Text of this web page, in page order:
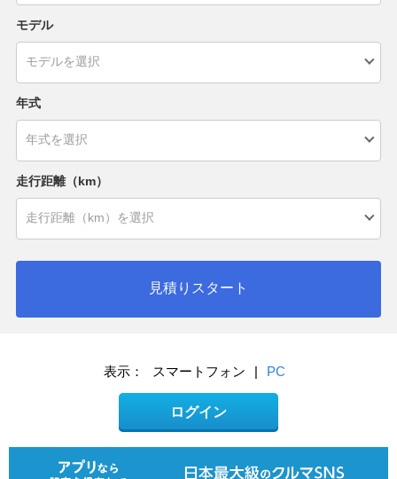
モデル
年式
走行距離（km）
見積りスタート
表示： スマートフォン | PC
ログイン